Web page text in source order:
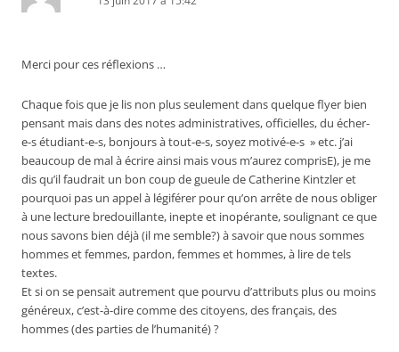
Merci pour ces réflexions …
Chaque fois que je lis non plus seulement dans quelque flyer bien
pensant mais dans des notes administratives, officielles, du écher-
e-s étudiant-e-s, bonjours à tout-e-s, soyez motivé-e-s » etc. j’ai
beaucoup de mal à écrire ainsi mais vous m’aurez comprisE), je me
dis qu’il faudrait un bon coup de gueule de Catherine Kintzler et
pourquoi pas un appel à légiférer pour qu’on arrête de nous obliger
à une lecture bredouillante, inepte et inopérante, soulignant ce que
nous savons bien déjà (il me semble?) à savoir que nous sommes
hommes et femmes, pardon, femmes et hommes, à lire de tels
textes.
Et si on se pensait autrement que pourvu d’attributs plus ou moins
généreux, c’est-à-dire comme des citoyens, des français, des
hommes (des parties de l’humanité) ?